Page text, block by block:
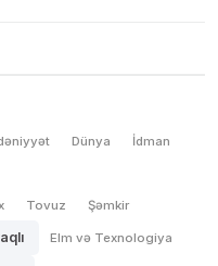
Dünya İdman
Tovuz Şəmkir
Elm və Texnologiya